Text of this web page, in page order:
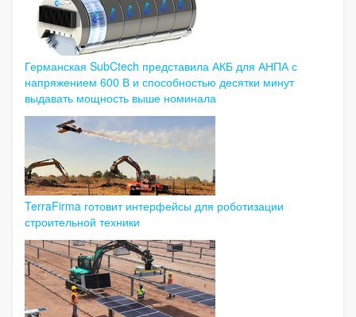
Германская SubCtech представила АКБ для АНПА с
напряжением 600 В и способностью десятки минут
выдавать мощность выше номинала
TerraFirma готовит интерфейсы для роботизации
строительной техники